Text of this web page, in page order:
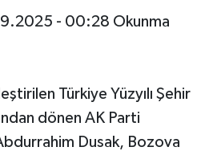
- 00:28 Okunma
Türkiye Yüzyılı Şehir
dönen AK Parti
Dusak, Bozova